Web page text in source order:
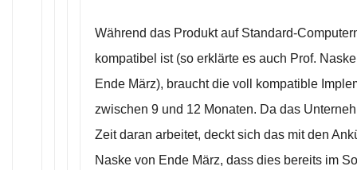
Während das Produkt auf Standard-
kompatibel ist (so erklärte es auch Prof.
Ende März), braucht die voll kompatible
zwischen 9 und 12 Monaten. Da das
Zeit daran arbeitet, deckt sich das mit den
Naske von Ende März, dass dies bereits im